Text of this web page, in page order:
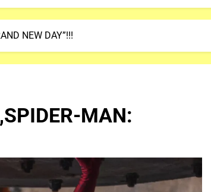
NEW DAY”!!!
MAN: